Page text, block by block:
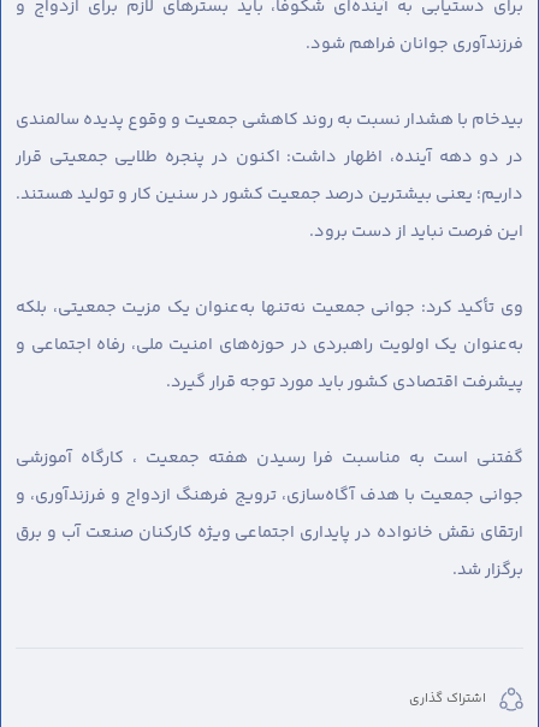
برای دستیابی به آینده‌ای شکوفا، باید بسترهای لازم برای ازدواج و
فرزندآوری جوانان فراهم شود.
بیدخام با هشدار نسبت به روند کاهشی جمعیت و وقوع پدیده سالمندی
در دو دهه آینده، اظهار داشت: اکنون در پنجره طلایی جمعیتی قرار
داریم؛ یعنی بیشترین درصد جمعیت کشور در سنین کار و تولید هستند.
این فرصت نباید از دست برود.
وی تأکید کرد: جوانی جمعیت نه‌تنها به‌عنوان یک مزیت جمعیتی، بلکه
به‌عنوان یک اولویت راهبردی در حوزه‌های امنیت ملی، رفاه اجتماعی و
پیشرفت اقتصادی کشور باید مورد توجه قرار گیرد.
گفتنی است به مناسبت فرا رسیدن هفته جمعیت ، کارگاه آموزشی
جوانی جمعیت با هدف آگاه‌سازی، ترویج فرهنگ ازدواج و فرزندآوری، و
ارتقای نقش خانواده در پایداری اجتماعی ویژه کارکنان صنعت آب و برق
برگزار شد.
اشتراک گذاری